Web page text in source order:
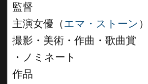
監督
主演女優（エマ・ストーン ）
撮影・美術・作曲・歌曲賞
・ノミネート
作品